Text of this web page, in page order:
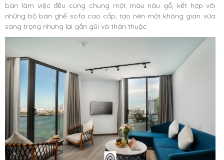
bàn làm việc đều cùng chung một màu nâu gỗ, kết hợp với
những bộ bàn ghế sofa cao cấp, tạo nên một không gian vừa
sang trọng nhưng lại gần gũi và thân thuộc.